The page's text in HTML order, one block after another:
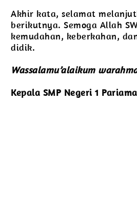
Akhir kata, selamat
berikutnya. Semoga Allah
kemudahan, keberkahan,
didik.
Wassalamu’alaikum
Kepala SMP Negeri 1